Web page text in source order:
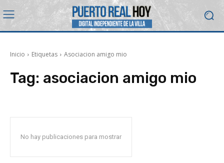
Inicio Etiquetas Asociacion amigo mio
Tag: asociacion amigo mio
No hay publicaciones para mostrar